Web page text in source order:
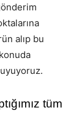
alıp bu
tüm